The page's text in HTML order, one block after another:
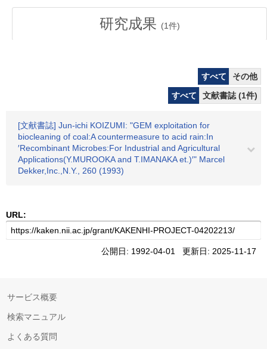
研究成果 (1件)
すべて
その他
すべて
文献書誌 (1件)
[文献書誌] Jun-ichi KOIZUMI: "GEM exploitation for
biocleaning of coal:A countermeasure to acid rain:In
′Recombinant Microbes:For Industrial and Agricultural
Applications(Y.MUROOKA and T.IMANAKA et.)′" Marcel
Dekker,Inc.,N.Y., 260 (1993)
URL:
公開日: 1992-04-01 更新日: 2025-11-17
サービス概要
検索マニュアル
よくある質問